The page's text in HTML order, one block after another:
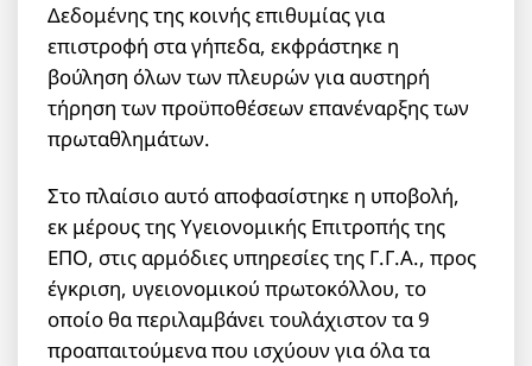
Δεδομένης της κοινής επιθυμίας για
επιστροφή στα γήπεδα, εκφράστηκε η
βούληση όλων των πλευρών για αυστηρή
τήρηση των προϋποθέσεων επανέναρξης των
πρωταθλημάτων.
Στο πλαίσιο αυτό αποφασίστηκε η υποβολή,
εκ μέρους της Υγειονομικής Επιτροπής της
ΕΠΟ, στις αρμόδιες υπηρεσίες της Γ.Γ.Α., προς
έγκριση, υγειονομικού πρωτοκόλλου, το
οποίο θα περιλαμβάνει τουλάχιστον τα 9
προαπαιτούμενα που ισχύουν για όλα τα